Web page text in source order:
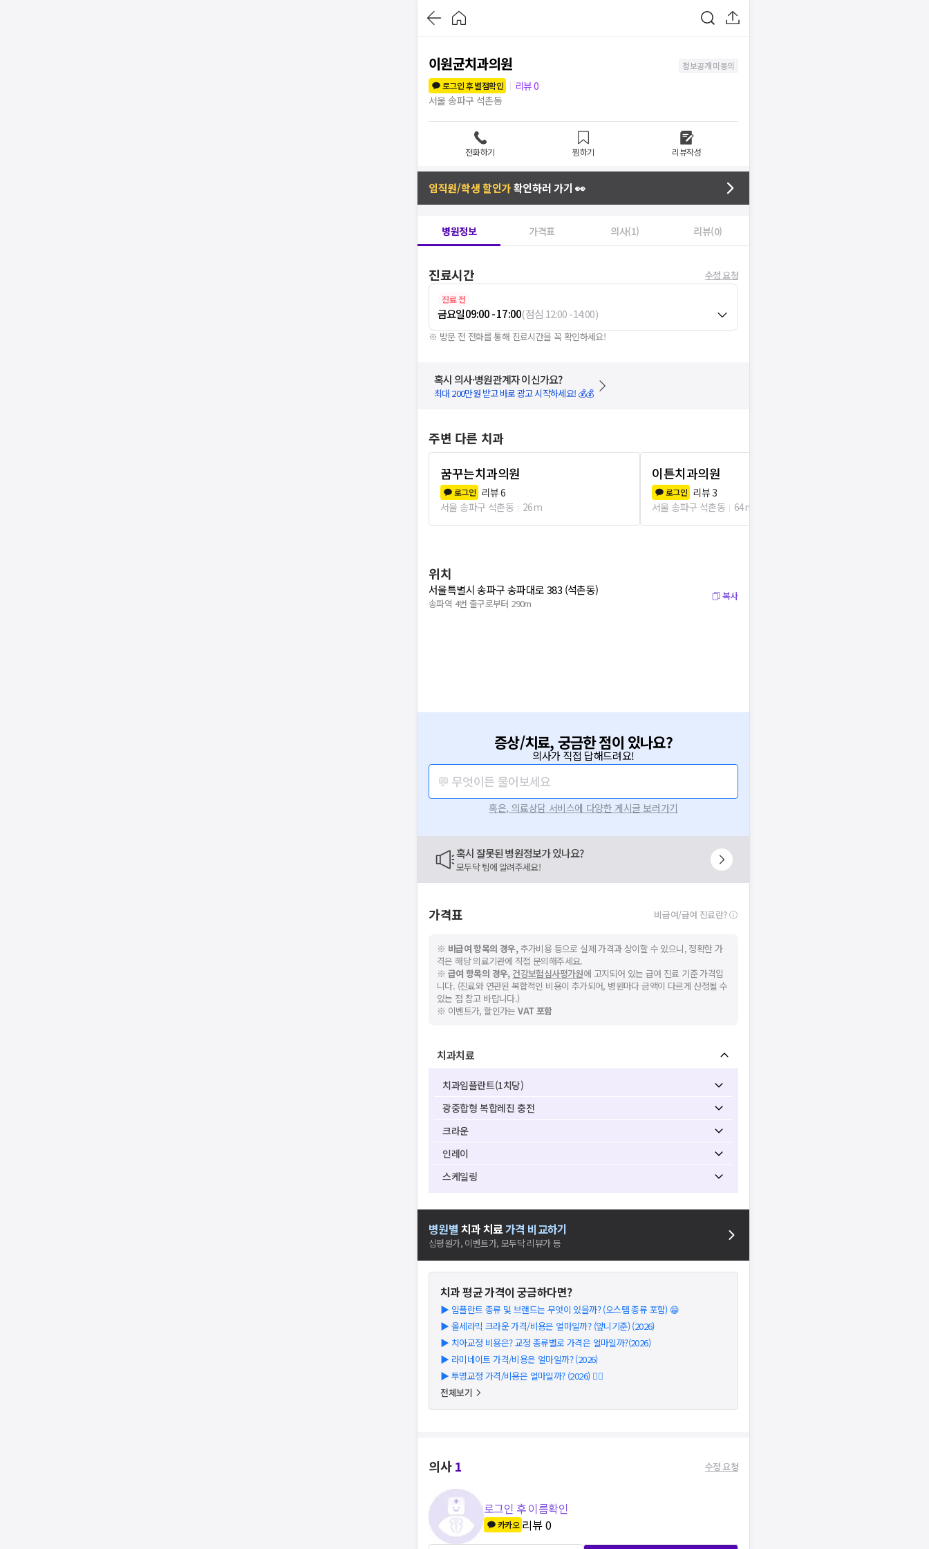
이원균치과의원
정보공개 미동의
로그인 후 별점확인
리뷰0
서울 송파구 석촌동
전화하기 찜하기 리뷰작성
임직원/학생 할인가확인하러 가기 👀
병원정보 가격표 의사(1) 리뷰(0)
진료시간 수정 요청
진료 전
금요일09:00 - 17:00(점심 12:00-14:00)
※ 방문 전 전화를 통해 진료시간을 꼭 확인하세요!
혹시 의사·병원관계자 이신가요?
최대 200만원 받고 바로 광고 시작하세요! 💰💰
주변 다른 치과
꿈꾸는치과의원
로그인 리뷰6
서울 송파구 석촌동
26m
이튼치과의원
로그인 리뷰 3
서울 송파구 석촌동
64m
위치
서울특별시 송파구 송파대로 383 (석촌동)
송파역 4번 출구로부터 290m
복사
증상/치료, 궁금한 점이 있나요?
의사가 직접 답해드려요!
💬 무엇이든 물어보세요
혹은, 의료상담 서비스에 다양한 게시글 보러가기
혹시 잘못된 병원정보가 있나요?
모두닥 팀에 알려주세요!
가격표 비급여/급여 진료란?
※ 비급여 항목의 경우,추가비용 등으로 실제 가격과 상이할 수 있으니, 정확한 가
격은 해당 의료기관에 직접 문의해주세요.
※ 급여 항목의 경우, 건강보험심사평가원에 고지되어 있는 급여 진료 기준 가격입
니다. (진료와 연관된 복합적인 비용이 추가되어, 병원마다 금액이 다르게 산정될 수
있는 점 참고 바랍니다.)
※ 이벤트가, 할인가는VAT 포함
치과치료
치과임플란트(1치당)
광중합형 복합레진 충전
크라운
인레이
스케일링
병원별 치과치료가격 비교하기
심평원가, 이벤트가, 모두닥 리뷰가 등
치과평균 가격이 궁금하다면?
▶ 임플란트 종류 및 브랜드는 무엇이 있을까? (오스템 종류 포함) 😁
▶ 올세라믹 크라운 가격/비용은 얼마일까? (앞니기준) (2026)
▶ 치아교정 비용은? 교정 종류별로 가격은 얼마일까?(2026)
▶ 라미네이트 가격/비용은 얼마일까? (2026)
▶ 투명교정 가격/비용은 얼마일까? (2026) 👩‍⚕️
전체보기
의사1 수정 요청
로그인 후 이름확인
카카오 리뷰0